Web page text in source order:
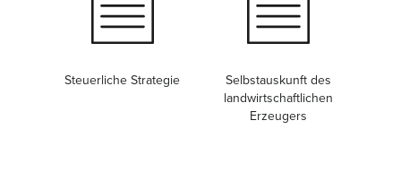
Steuerliche Strategie
Selbstauskunft des
landwirtschaftlichen
Erzeugers